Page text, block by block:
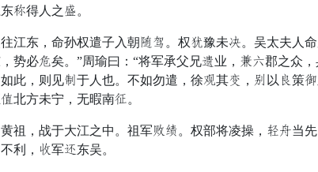
执得人之多。
东，命孙权遣子入朝头宜。权披豫未拥。吴太夫人
势必射矣。”周瑜曰：“将军承父兄带业，凶叙郡之众
此，则见昼于人也。不如勿遣，徐量其真，幕以感策
北方未宁，无暇南变。
，战于大江之中。祖军货神。权部将凌操，倒薄当
利，比军冲东吴。